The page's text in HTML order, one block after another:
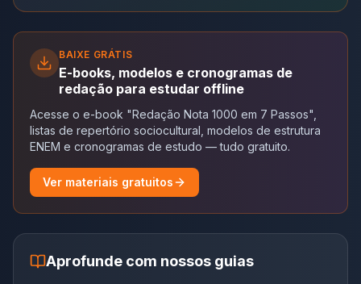
BAIXE GRÁTIS
E-books, modelos e cronogramas de
redação para estudar offline
Acesse o e-book "Redação Nota 1000 em 7 Passos",
listas de repertório sociocultural, modelos de estrutura
ENEM e cronogramas de estudo — tudo gratuito.
Ver materiais gratuitos
Aprofunde com nossos guias